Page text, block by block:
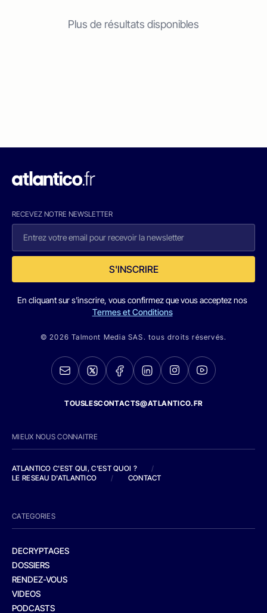
Plus de résultats disponibles
RECEVEZ NOTRE NEWSLETTER
S'INSCRIRE
En cliquant sur s'inscrire, vous confirmez que vous acceptez nos
Termes et Conditions
© 2026 Talmont Media SAS. tous droits réservés.
TOUSLESCONTACTS@ATLANTICO.FR
MIEUX NOUS CONNAITRE
ATLANTICO C'EST QUI, C'EST QUOI ?
/
LE RESEAU D'ATLANTICO
/ CONTACT
CATEGORIES
DECRYPTAGES
DOSSIERS
RENDEZ-VOUS
VIDEOS
PODCASTS